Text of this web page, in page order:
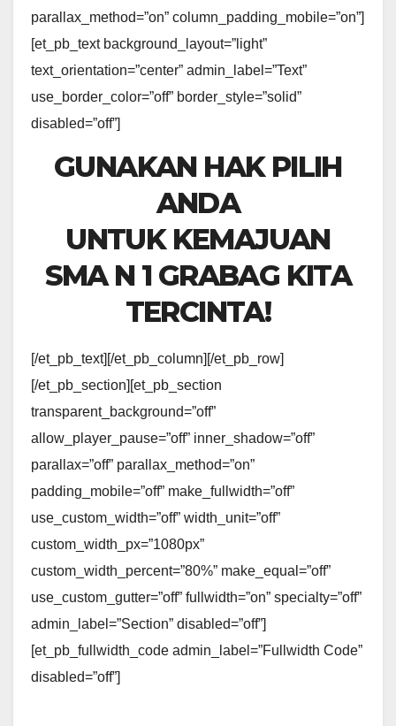
parallax_method=”on” column_padding_mobile=”on”]
[et_pb_text background_layout=”light”
text_orientation=”center” admin_label=”Text”
use_border_color=”off” border_style=”solid”
disabled=”off”]
GUNAKAN HAK PILIH
ANDA
UNTUK KEMAJUAN
SMA N 1 GRABAG KITA
TERCINTA!
[/et_pb_text][/et_pb_column][/et_pb_row]
[/et_pb_section][et_pb_section
transparent_background=”off”
allow_player_pause=”off” inner_shadow=”off”
parallax=”off” parallax_method=”on”
padding_mobile=”off” make_fullwidth=”off”
use_custom_width=”off” width_unit=”off”
custom_width_px=”1080px”
custom_width_percent=”80%” make_equal=”off”
use_custom_gutter=”off” fullwidth=”on” specialty=”off”
admin_label=”Section” disabled=”off”]
[et_pb_fullwidth_code admin_label=”Fullwidth Code”
disabled=”off”]